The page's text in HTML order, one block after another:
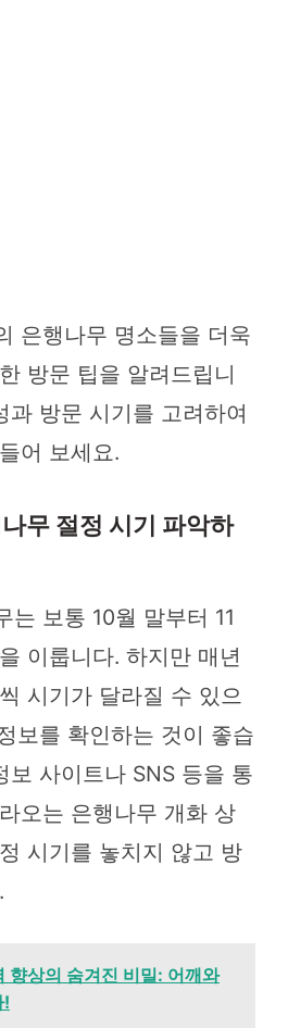
은행나무 명소들을 더욱
방문 팁을 알려드립니
과 방문 시기를 고려하여
어 보세요.
무 절정 시기 파악하
는 보통 10월 말부터 11
이룹니다. 하지만 매년
시기가 달라질 수 있으
보를 확인하는 것이 좋습
보 사이트나 SNS 등을 통
오는 은행나무 개화 상
시기를 놓치지 않고 방
향상의 숨겨진 비밀: 어깨와
!